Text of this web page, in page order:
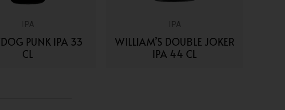
IPA
PUNK IPA 33
CL
IPA
WILLIAM’S DOUBLE JOKER
IPA 44 CL